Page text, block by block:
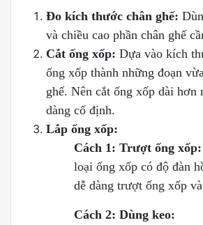
Đo kích thước chân ghế:
và chiều cao phần chân ghế
Cắt ống xốp: Dựa vào kích
ống xốp thành những đoạn
ghế. Nên cắt ống xốp dài hơn
dàng cố định.
Lắp ống xốp:
Cách 1: Trượt ống xốp:
loại ống xốp có độ đàn
dễ dàng trượt ống xốp
Cách 2: Dùng keo: